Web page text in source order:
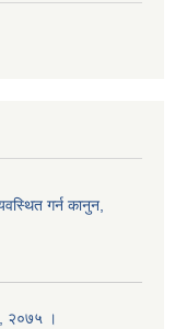
गर्न कानुन,
, २०७५ ।